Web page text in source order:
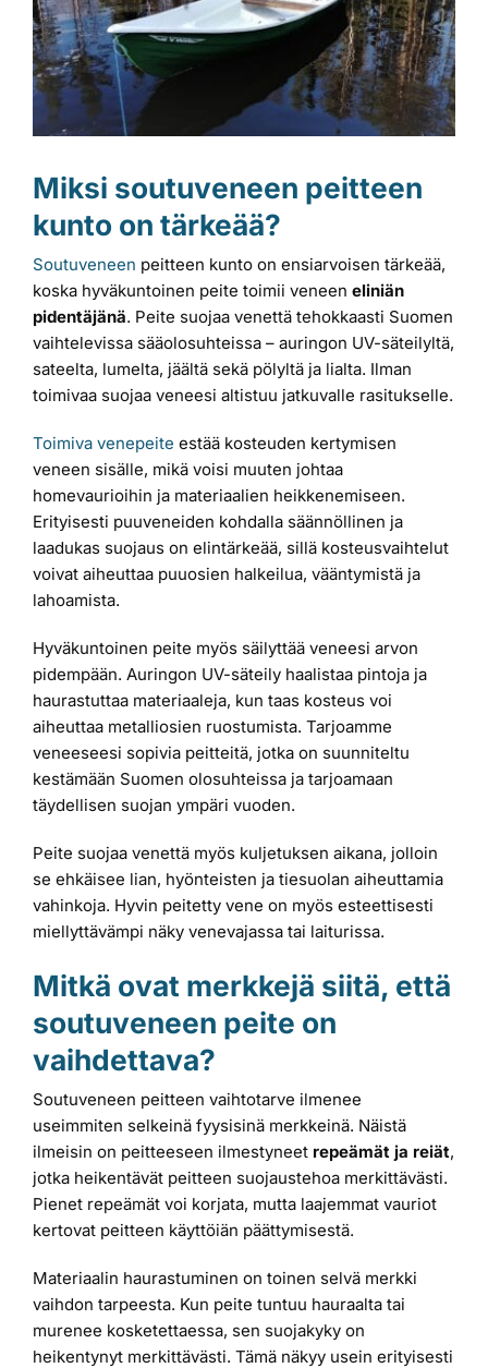
Rahoitus
Asiakaskokemuksia
Miksi soutuveneen peitteen
kunto on tärkeää?
Soutuveneen peitteen kunto on ensiarvoisen tärkeää,
koska hyväkuntoinen peite toimii veneen eliniän
pidentäjänä. Peite suojaa venettä tehokkaasti Suomen
vaihtelevissa sääolosuhteissa – auringon UV-säteilyltä,
sateelta, lumelta, jäältä sekä pölyltä ja lialta. Ilman
toimivaa suojaa veneesi altistuu jatkuvalle rasitukselle.
Toimiva venepeite estää kosteuden kertymisen
veneen sisälle, mikä voisi muuten johtaa
homevaurioihin ja materiaalien heikkenemiseen.
Erityisesti puuveneiden kohdalla säännöllinen ja
laadukas suojaus on elintärkeää, sillä kosteusvaihtelut
voivat aiheuttaa puuosien halkeilua, vääntymistä ja
lahoamista.
Hyväkuntoinen peite myös säilyttää veneesi arvon
pidempään. Auringon UV-säteily haalistaa pintoja ja
haurastuttaa materiaaleja, kun taas kosteus voi
aiheuttaa metalliosien ruostumista. Tarjoamme
veneeseesi sopivia peitteitä, jotka on suunniteltu
kestämään Suomen olosuhteissa ja tarjoamaan
täydellisen suojan ympäri vuoden.
Peite suojaa venettä myös kuljetuksen aikana, jolloin
se ehkäisee lian, hyönteisten ja tiesuolan aiheuttamia
vahinkoja. Hyvin peitetty vene on myös esteettisesti
miellyttävämpi näky venevajassa tai laiturissa.
Mitkä ovat merkkejä siitä, että
soutuveneen peite on
vaihdettava?
Soutuveneen peitteen vaihtotarve ilmenee
useimmiten selkeinä fyysisinä merkkeinä. Näistä
ilmeisin on peitteeseen ilmestyneet repeämät ja reiät,
jotka heikentävät peitteen suojaustehoa merkittävästi.
Pienet repeämät voi korjata, mutta laajemmat vauriot
kertovat peitteen käyttöiän päättymisestä.
Materiaalin haurastuminen on toinen selvä merkki
vaihdon tarpeesta. Kun peite tuntuu hauraalta tai
murenee kosketettaessa, sen suojakyky on
heikentynyt merkittävästi. Tämä näkyy usein erityisesti